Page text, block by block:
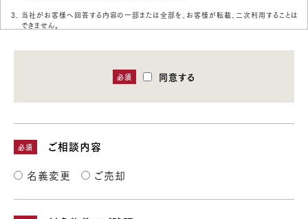
当社がお客様へ回答する内容の一部または全部を、お客様が転載、二次利用することは
できません。
商品・サービス等の営業に関するお問い合わせについては返信いたしかねますのでご了
改定 2013年6月26日
改定 2017年10月1日
改定 2018年4月1日
必須 同意する
必須 ご相談内容
名義変更 ご売却